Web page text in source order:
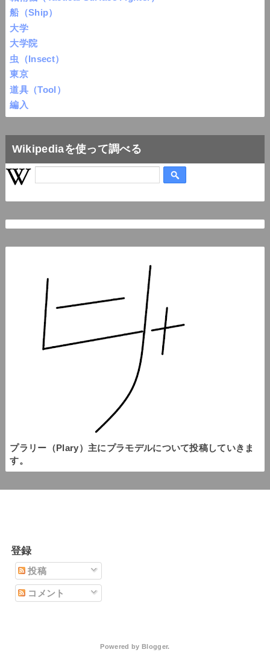
船（Ship）
大学
大学院
虫（Insect）
東京
道具（Tool）
編入
Wikipediaを使って調べる
プラリー（Plary）主にプラモデルについて投稿していきま
す。
登録
投稿
コメント
Powered by Blogger.